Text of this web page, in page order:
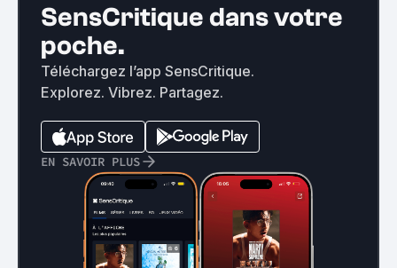
SensCritique dans votre
poche.
Téléchargez l’app SensCritique.
Explorez. Vibrez. Partagez.
EN SAVOIR PLUS